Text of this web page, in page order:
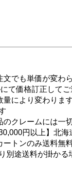
意
文でも単価が変わ
て価格訂正して
により変わりま
のクレームには一
円以上】北海
ートンのみ送料
途送料が掛かる